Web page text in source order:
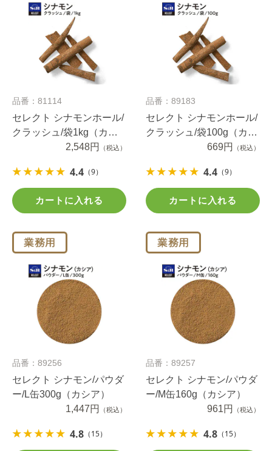
品番：81114
セレクト シナモンホール/
クラッシュ/袋1kg（カシ
2,548円 （税込）
4.4 （9）
カートに入れる
品番：89183
セレクト シナモンホール/
クラッシュ/袋100g（カシ
669円 （税込）
4.4 （9）
カートに入れる
品番：89256
セレクト シナモン/パウダ
ー/L缶300g（カシア）
1,447円
（税込）
4.8 （15）
品番：89257
セレクト シナモン/パウダ
ー/M缶160g（カシア）
961円
（税込）
4.8 （15）